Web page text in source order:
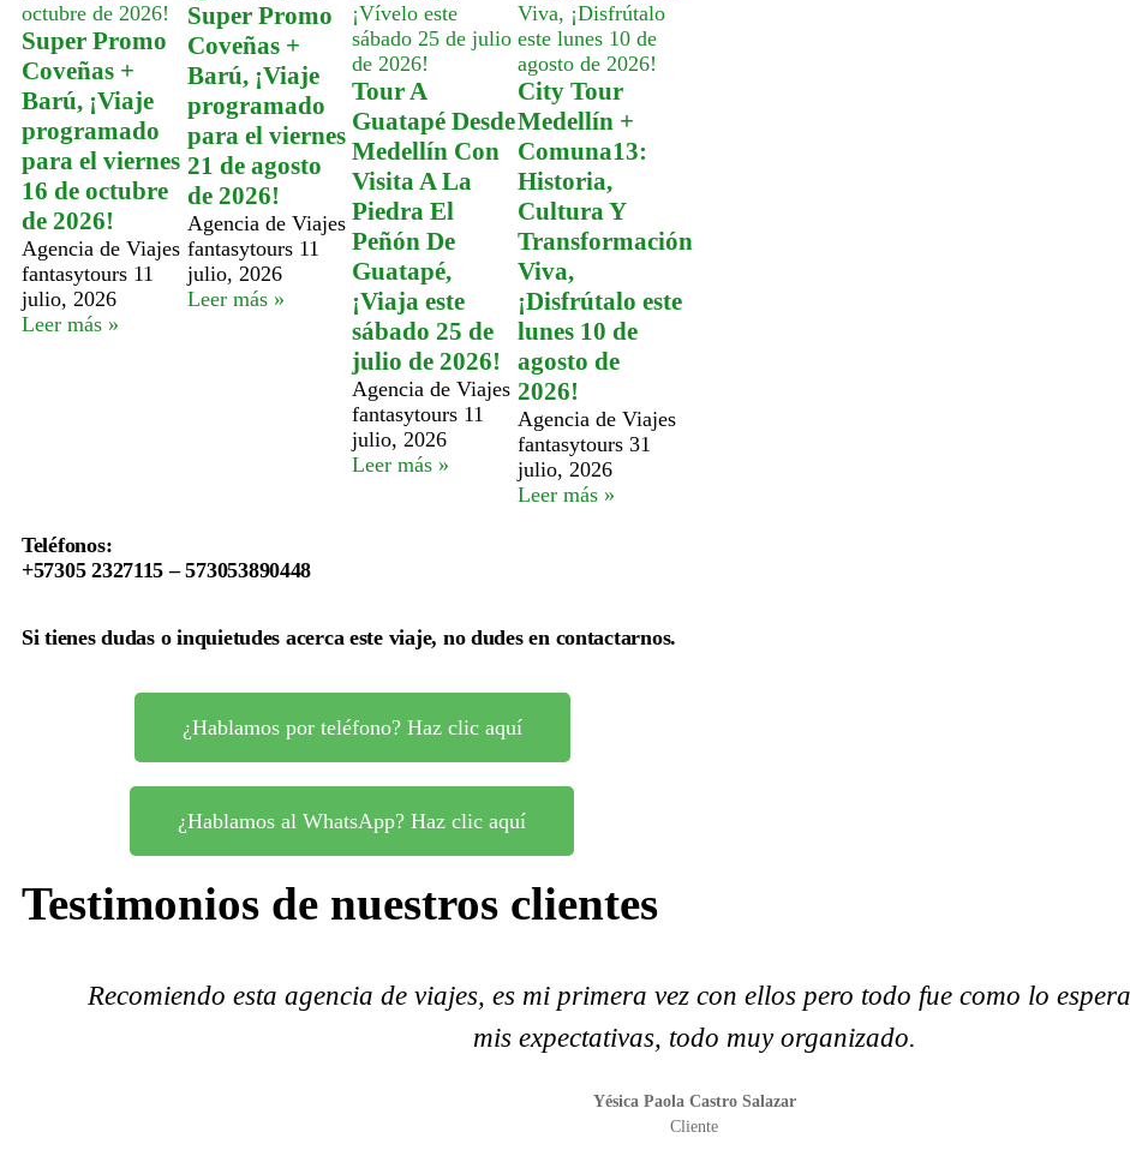
Super Promo
Coveñas +
Barú, ¡Viaje
programado
para el viernes
16 de octubre
de 2026!
Agencia de Viajes
fantasytours 11
julio, 2026
Leer más »
Super Promo
Coveñas +
Barú, ¡Viaje
programado
para el viernes
21 de agosto
de 2026!
Agencia de Viajes
fantasytours 11
julio, 2026
Leer más »
Tour A
Guatapé Desde
Medellín Con
Visita A La
Piedra El
Peñón De
Guatapé,
¡Viaja este
sábado 25 de
julio de 2026!
Agencia de Viajes
fantasytours 11
julio, 2026
Leer más »
City Tour
Medellín +
Comuna13:
Historia,
Cultura Y
Transformación
Viva,
¡Disfrútalo este
lunes 10 de
agosto de
2026!
Agencia de Viajes
fantasytours 31
julio, 2026
Leer más »
Teléfonos:
+57305 2327115 – 573053890448
Si tienes dudas o inquietudes acerca este viaje, no dudes en contactarnos.
¿Hablamos por teléfono? Haz clic aquí
¿Hablamos al WhatsApp? Haz clic aquí
Testimonios de nuestros clientes
Recomiendo esta agencia de viajes, es mi primera vez con ellos pero todo fue como lo
mis expectativas, todo muy organizado.
Yésica Paola Castro Salazar
Cliente